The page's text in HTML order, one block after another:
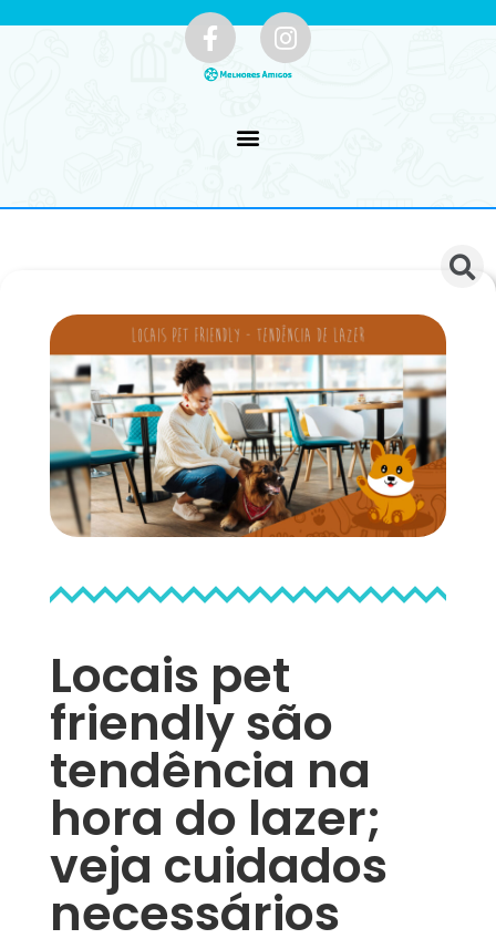
Locais pet
friendly são
tendência na
hora do lazer;
veja cuidados
necessários